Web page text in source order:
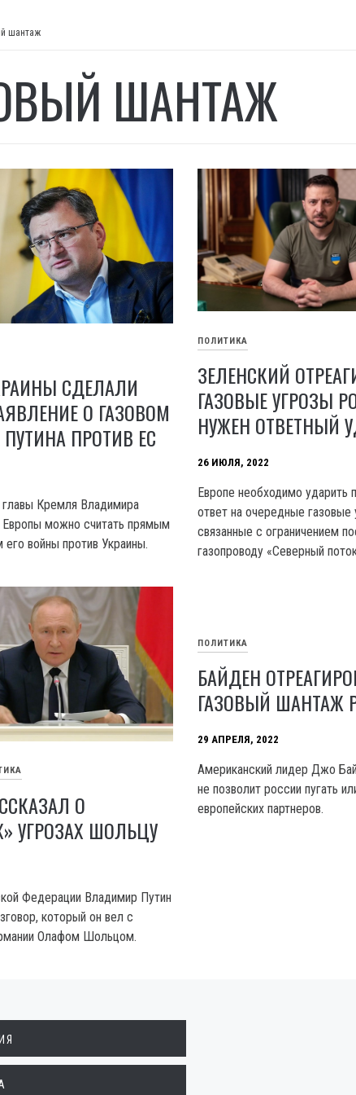
шантаж
ШАНТАЖ
СДЕЛАЛИ
О ГАЗОВОМ
ПРОТИВ ЕС
главы Кремля Владимира
Европы можно считать прямым
войны против Украины.
ПОЛИТИКА
ЗЕЛЕНСКИЙ
ГАЗОВЫЕ УГРОЗЫ
НУЖЕН ОТВЕТНЫЙ
26 ИЮЛЯ, 2022
Европе необходимо ударить
ответ на очередные газовые
связанные с ограничением
газопроводу «Северный
О
УГРОЗАХ ШОЛЬЦУ
Федерации Владимир Путин
который он вел с
Олафом Шольцом.
ПОЛИТИКА
БАЙДЕН
ГАЗОВЫЙ ШАНТАЖ
29 АПРЕЛЯ, 2022
Американский лидер Джо
не позволит россии пугать
европейских партнеров.